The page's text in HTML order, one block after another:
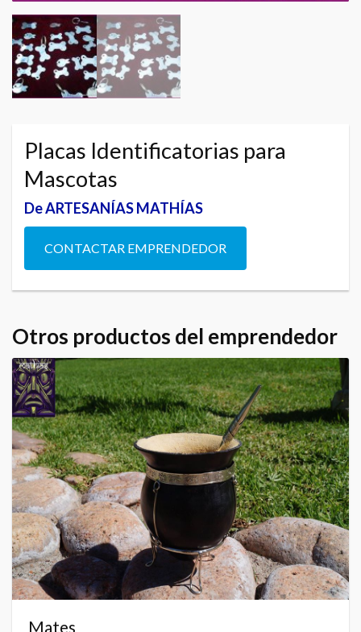
Placas Identificatorias para
Mascotas
De ARTESANÍAS MATHÍAS
CONTACTAR EMPRENDEDOR
Otros productos del emprendedor
Mates